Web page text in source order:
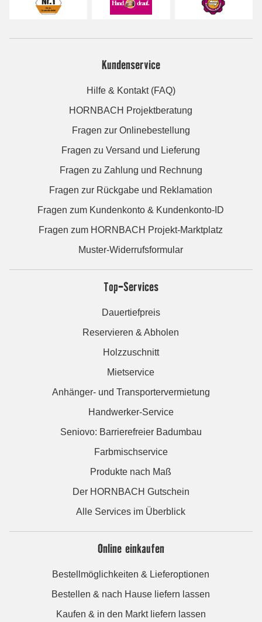
Kundenservice
Hilfe & Kontakt (FAQ)
HORNBACH Projektberatung
Fragen zur Onlinebestellung
Fragen zu Versand und Lieferung
Fragen zu Zahlung und Rechnung
Fragen zur Rückgabe und Reklamation
Fragen zum Kundenkonto & Kundenkonto-ID
Fragen zum HORNBACH Projekt-Marktplatz
Muster-Widerrufsformular
Top-Services
Dauertiefpreis
Reservieren & Abholen
Holzzuschnitt
Mietservice
Anhänger- und Transportervermietung
Handwerker-Service
Seniovo: Barrierefreier Badumbau
Farbmischservice
Produkte nach Maß
Der HORNBACH Gutschein
Alle Services im Überblick
Online einkaufen
Bestellmöglichkeiten & Lieferoptionen
Bestellen & nach Hause liefern lassen
Kaufen & in den Markt liefern lassen